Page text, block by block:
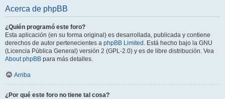
Acerca de phpBB
¿Quién programó este foro?
Esta aplicación (en su forma original) es desarrollada, publicada y contiene
derechos de autor pertenecientes a phpBB Limited . Está hecho bajo la GNU
(Licencia Pública General) versión 2 (GPL-2.0) y es de libre distribución. Vea
About phpBB para más detalles.
Arriba
¿Por qué este foro no tiene tal cosa?